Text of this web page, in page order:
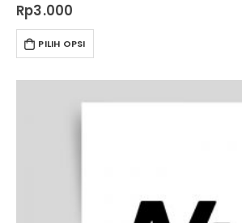
Rp3.000
PILIH OPSI